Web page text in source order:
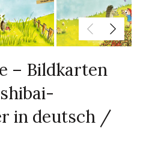
– Bildkarten
in deutsch /